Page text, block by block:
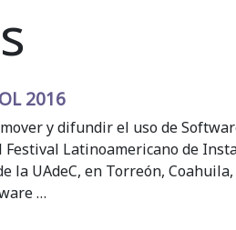
2016
y difundir el uso de
Festival Latinoamericano de
la UAdeC, en Torreón,
…